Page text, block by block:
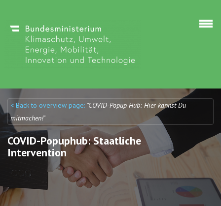
Discuto
Discuto< Back to overview page: "COVID-Popup Hub: Hier kannst Du
mitmachen!"
COVID-Popuphub: Staatliche
Intervention